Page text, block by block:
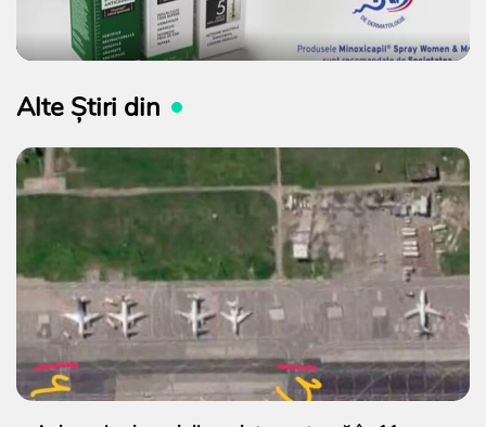
Alte Știri din